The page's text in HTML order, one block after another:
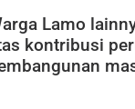
Lamo
kontribusi